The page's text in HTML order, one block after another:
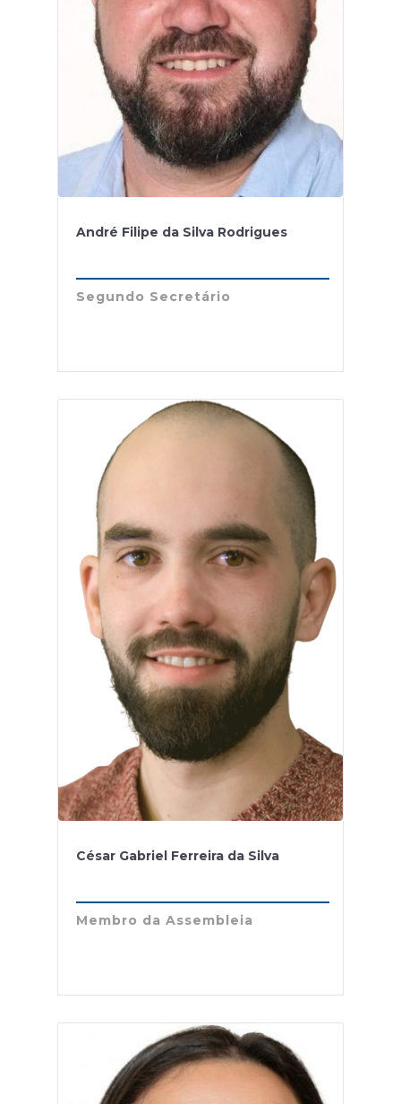
André Filipe da Silva Rodrigues
Segundo Secretário
César Gabriel Ferreira da Silva
Membro da Assembleia